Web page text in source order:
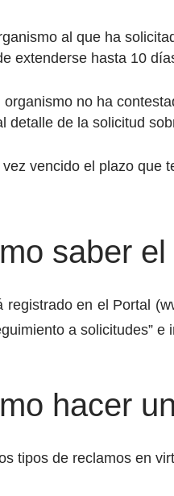
al que ha
extenderse hasta 10
organismo no ha
detalle de la solicitud
vez vencido el plazo que
saber
registrado en el Portal
a solicitudes”
hacer
tipos de reclamos en